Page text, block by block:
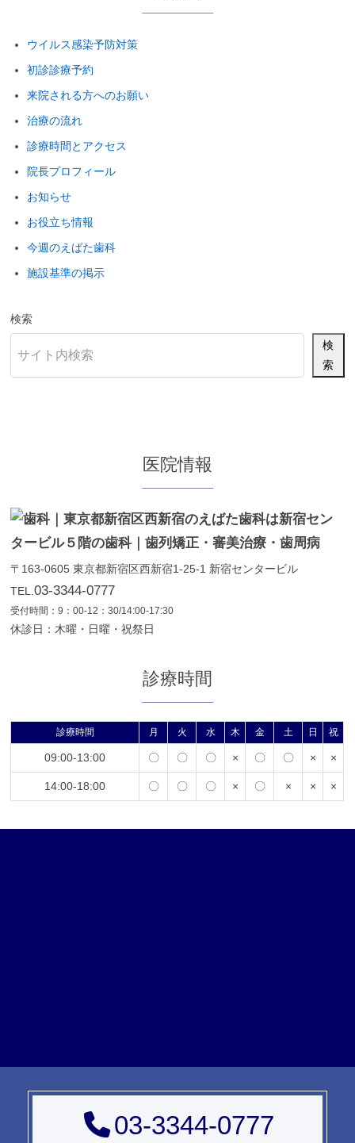
ウイルス感染予防対策
初診診療予約
来院される方へのお願い
治療の流れ
診療時間とアクセス
院長プロフィール
お知らせ
お役立ち情報
今週のえばた歯科
施設基準の掲示
検索
検
索
医院情報
〒163-0605東京都新宿区西新宿1-25-1 新宿センタービル
TEL.03-3344-0777
受付時間：9：00-12：30/14:00-17:30
休診日：木曜・日曜・祝祭日
診療時間
診療時間 月 火 水 木 金 土 日 祝
09:00-13:00 〇 〇 〇 × 〇 〇 × ×
14:00-18:00 〇 〇 〇 × 〇 × × ×
03-3344-0777